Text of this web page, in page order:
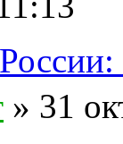
» 31